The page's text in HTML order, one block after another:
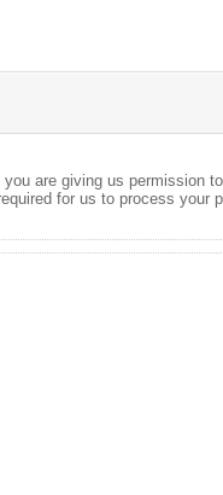
are giving us permission
for us to process your